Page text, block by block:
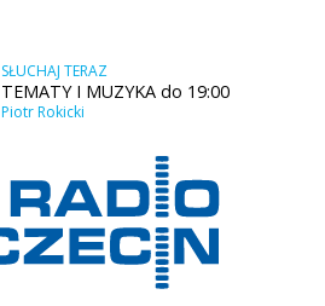
SŁUCHAJ TERAZ
TEMATY I MUZYKA do 19:00
Piotr Rokicki